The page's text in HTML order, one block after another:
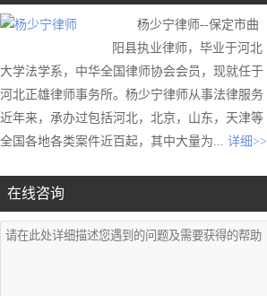
杨少宁律师--保定市曲
阳县执业律师，毕业于河北
大学法学系，中华全国律师协会会员，现就任于
河北正雄律师事务所。杨少宁律师从事法律服务
近年来，承办过包括河北，北京，山东，天津等
全国各地各类案件近百起，其中大量为... 详细>>
在线咨询